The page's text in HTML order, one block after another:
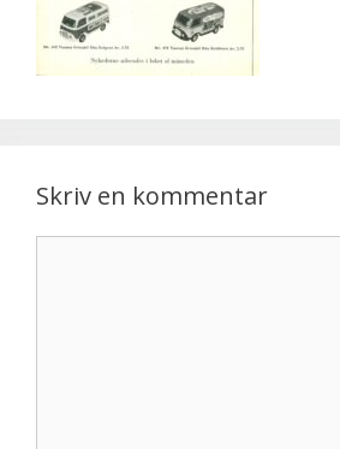
Skriv en kommentar